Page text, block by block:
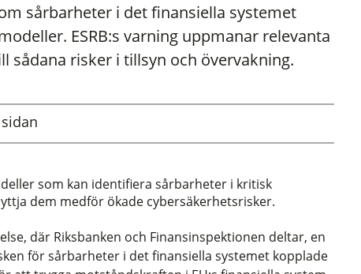
sårbarheter i det finansiella systemet
ESRB:s varning uppmanar relevanta
sådana risker i tillsyn och övervakning.
som kan identifiera sårbarheter i kritisk
dem medför ökade cybersäkerhetsrisker.
där Riksbanken och Finansinspektionen deltar, en
för sårbarheter i det finansiella systemet kopplade